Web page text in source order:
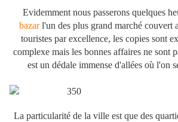
Evidemment nous passerons quelques
bazarl'un des plus grand marché couvert
touristes par excellence, les copies sont
complexe mais les bonnes affaires ne sont
est un dédale immense d'allées où l'on
La particularité de la ville est que des